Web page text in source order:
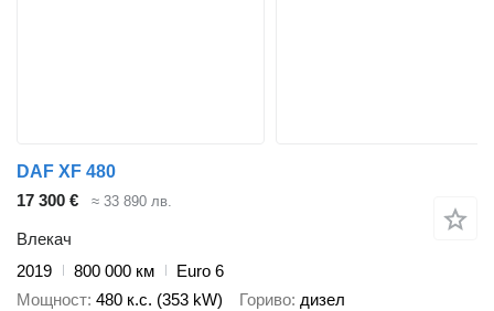
DAF XF 480
17 300 €
≈ 33 890 лв.
Влекач
2019
800 000 км
Euro 6
Мощност 480 к.с. (353 kW) Гориво дизел